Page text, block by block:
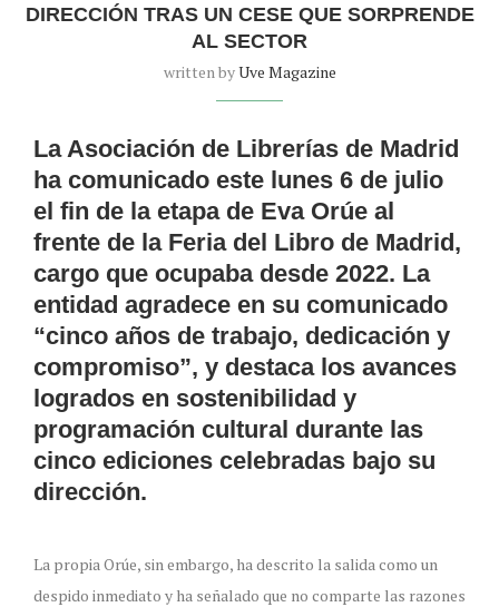
DIRECCIÓN TRAS UN CESE QUE SORPRENDE
AL SECTOR
written byUve Magazine
La Asociación de Librerías de Madrid
ha comunicado este lunes 6 de julio
el fin de la etapa de Eva Orúe al
frente de la Feria del Libro de Madrid,
cargo que ocupaba desde 2022. La
entidad agradece en su comunicado
“cinco años de trabajo, dedicación y
compromiso”, y destaca los avances
logrados en sostenibilidad y
programación cultural durante las
cinco ediciones celebradas bajo su
dirección.
La propia Orúe, sin embargo, ha descrito la salida como un
despido inmediato y ha señalado que no comparte las razones